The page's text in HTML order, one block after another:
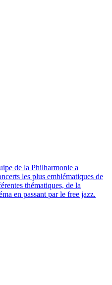
de la Philharmonie a
les plus emblématiques de
thématiques, de la
en passant par le free jazz.